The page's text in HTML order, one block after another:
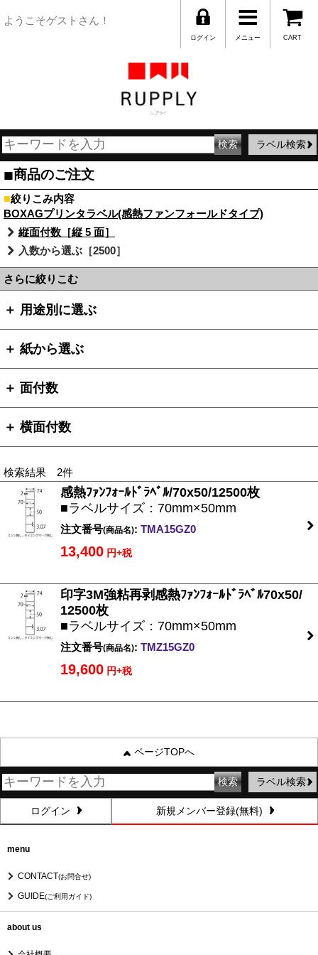
ようこそゲストさん！
CART
メニュー
ログイン
ラベル検索
■商品のご注文
■絞りこみ内容
BOXAGプリンタラベル(感熱ファンフォールドタイプ)
縦面付数［縦 5 面］
入数から選ぶ［2500］
さらに絞りこむ
＋ 用途別に選ぶ
＋ 紙から選ぶ
＋ 面付数
＋ 横面付数
検索結果 2件
感熱ﾌｧﾝﾌｫｰﾙﾄﾞﾗﾍﾞﾙ/70x50/12500枚
■ラベルサイズ：70mm×50mm
注文番号(商品名): TMA15GZ0
13,400 円+税
印字3M強粘再剥感熱ﾌｧﾝﾌｫｰﾙﾄﾞﾗﾍﾞﾙ70x50/
12500枚
■ラベルサイズ：70mm×50mm
注文番号(商品名): TMZ15GZ0
19,600 円+税
ページTOPへ
ラベル検索
ログイン 新規メンバー登録(無料)
menu
CONTACT(お問合せ)
GUIDE(ご利用ガイド)
about us